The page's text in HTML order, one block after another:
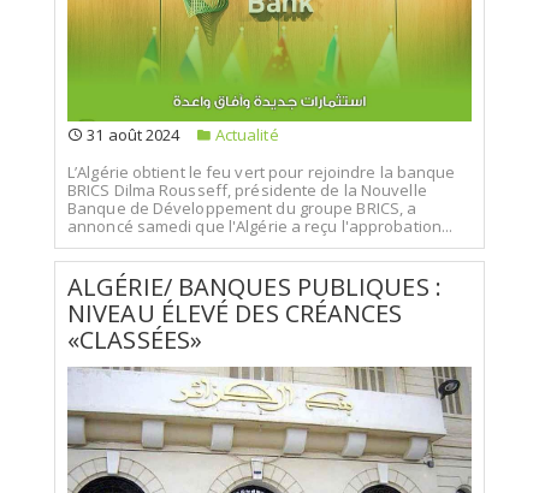
31 août 2024
Actualité
L’Algérie obtient le feu vert pour rejoindre la banque
BRICS Dilma Rousseff, présidente de la Nouvelle
Banque de Développement du groupe BRICS, a
annoncé samedi que l'Algérie a reçu l'approbation...
ALGÉRIE/ BANQUES PUBLIQUES :
NIVEAU ÉLEVÉ DES CRÉANCES
«CLASSÉES»